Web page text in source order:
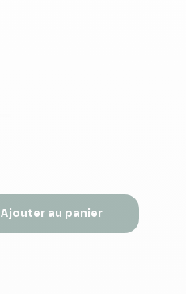
Ajouter au panier